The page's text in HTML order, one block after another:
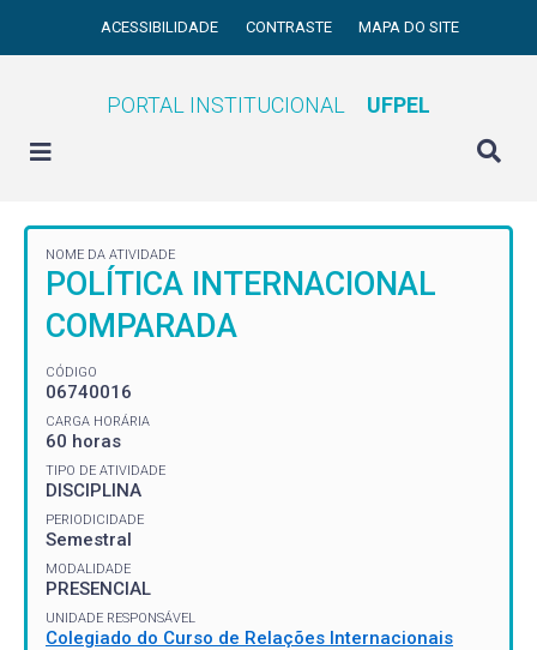
ACESSIBILIDADE CONTRASTE MAPA DO SITE
PORTAL INSTITUCIONAL UFPEL
NOME DA ATIVIDADE
POLÍTICA INTERNACIONAL
COMPARADA
CÓDIGO
06740016
CARGA HORÁRIA
60 horas
TIPO DE ATIVIDADE
DISCIPLINA
PERIODICIDADE
Semestral
MODALIDADE
PRESENCIAL
UNIDADE RESPONSÁVEL
Colegiado do Curso de Relações Internacionais